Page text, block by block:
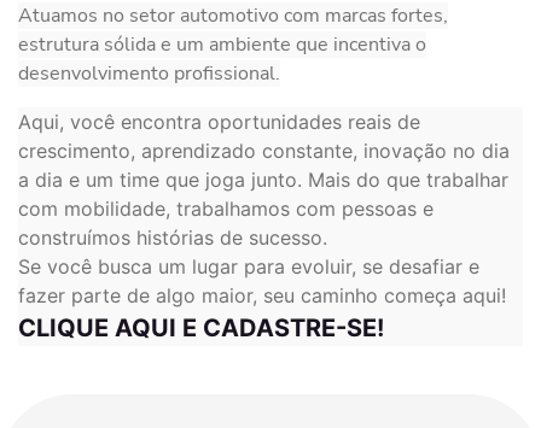
Atuamos no setor automotivo com marcas fortes,
estrutura sólida e um ambiente que incentiva o
desenvolvimento profissional.
Aqui, você encontra oportunidades reais de
crescimento, aprendizado constante, inovação no dia
a dia e um time que joga junto. Mais do que trabalhar
com mobilidade, trabalhamos com pessoas e
construímos histórias de sucesso.
Se você busca um lugar para evoluir, se desafiar e
fazer parte de algo maior, seu caminho começa aqui!
CLIQUE AQUI E CADASTRE-SE!